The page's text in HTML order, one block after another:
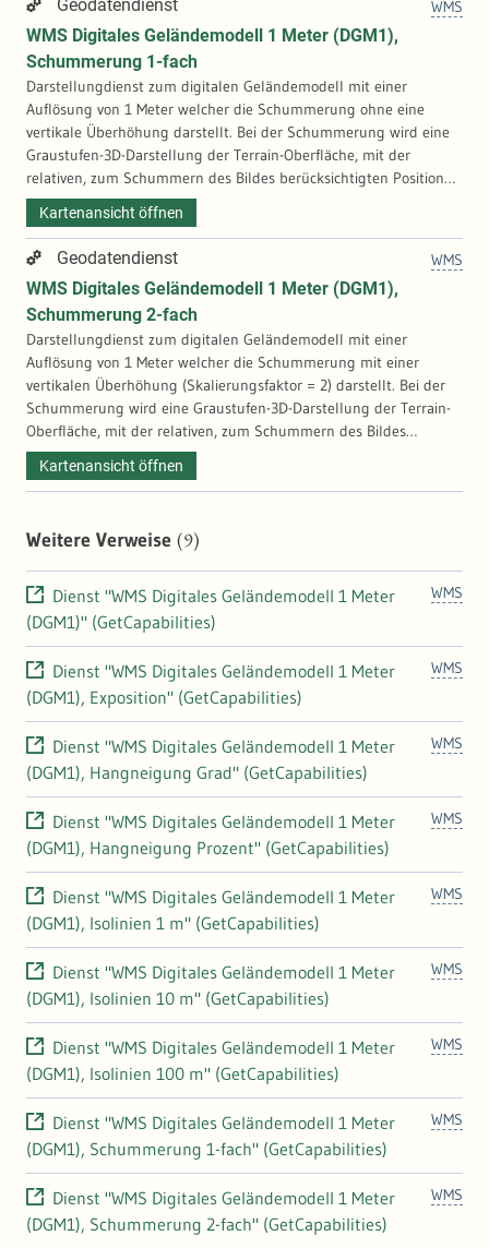
WMS
Geodatendienst
WMS Digitales Geländemodell 1 Meter (DGM1),
Schummerung 1-fach
Darstellungdienst zum digitalen Geländemodell mit einer
Auflösung von 1 Meter welcher die Schummerung ohne eine
vertikale Überhöhung darstellt. Bei der Schummerung wird eine
Graustufen-3D-Darstellung der Terrain-Oberfläche, mit der
relativen, zum Schummern des Bildes berücksichtigten Position
der Sonne erzeugt. Schummerung ist eine Methode zum
Visualisieren von Terrain, das durch eine Lichtquelle und die
Neigung und Ausrichtung der Höhenoberfläche bestimmt wird. Es
handelt sich um eine qualitative Methode zum Visualisieren von
Topografie, die keine absoluten Höhenwerte liefert.
Kartenansicht öffnen
WMS
Geodatendienst
WMS Digitales Geländemodell 1 Meter (DGM1),
Schummerung 2-fach
Darstellungdienst zum digitalen Geländemodell mit einer
Auflösung von 1 Meter welcher die Schummerung mit einer
vertikalen Überhöhung (Skalierungsfaktor = 2) darstellt. Bei der
Schummerung wird eine Graustufen-3D-Darstellung der Terrain-
Oberfläche, mit der relativen, zum Schummern des Bildes
berücksichtigten Position der Sonne erzeugt. Schummerung ist
eine Methode zum Visualisieren von Terrain, das durch eine
qualitative Methode zum Visualisieren von Topografie, die keine
absoluten Höhenwerte liefert.
Kartenansicht öffnen
Weitere Verweise (9)
WMS
Dienst "WMS Digitales Geländemodell 1 Meter
(DGM1)" (GetCapabilities)
WMS
Dienst "WMS Digitales Geländemodell 1 Meter
(DGM1), Exposition" (GetCapabilities)
WMS
Dienst "WMS Digitales Geländemodell 1 Meter
(DGM1), Hangneigung Grad" (GetCapabilities)
WMS
Dienst "WMS Digitales Geländemodell 1 Meter
(DGM1), Hangneigung Prozent" (GetCapabilities)
WMS
Dienst "WMS Digitales Geländemodell 1 Meter
(DGM1), Isolinien 1 m" (GetCapabilities)
WMS
Dienst "WMS Digitales Geländemodell 1 Meter
(DGM1), Isolinien 10 m" (GetCapabilities)
WMS
Dienst "WMS Digitales Geländemodell 1 Meter
(DGM1), Isolinien 100 m" (GetCapabilities)
WMS
Dienst "WMS Digitales Geländemodell 1 Meter
(DGM1), Schummerung 1-fach" (GetCapabilities)
WMS
Dienst "WMS Digitales Geländemodell 1 Meter
(DGM1), Schummerung 2-fach" (GetCapabilities)